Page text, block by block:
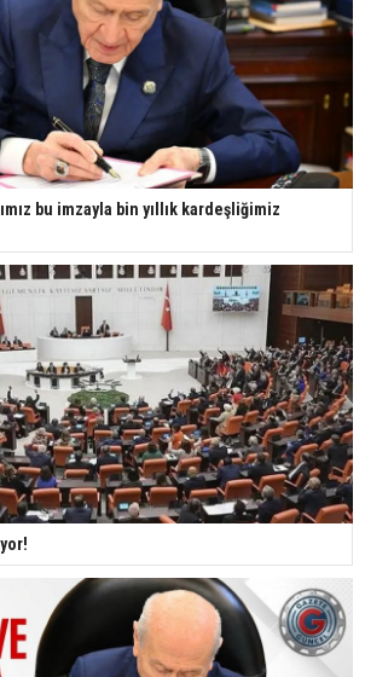
bu imzayla bin yıllık kardeşliğimiz